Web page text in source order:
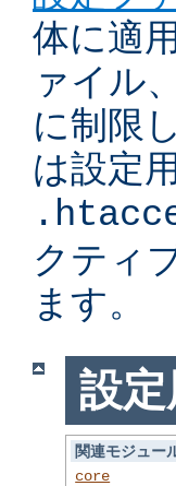
体に適
ァイル
に制限
は設定
クティ
ます。
設
関連モジュー
core